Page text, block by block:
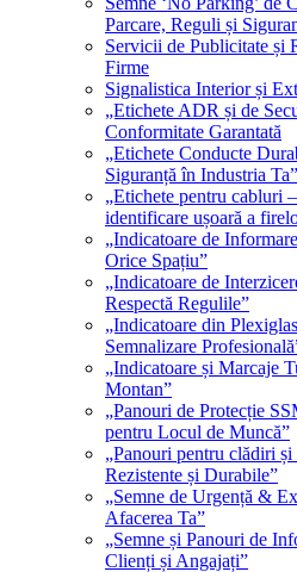
Parcare, Reguli și
Servicii de Publicitate și
Firme
Signalistica Interior și
„Etichete ADR și de
Conformitate Garantată
„Etichete Conducte
Siguranță în Industria Ta”
„Etichete pentru cabluri
identificare ușoară a
„Indicatoare de
Orice Spațiu”
„Indicatoare de
Respectă Regulile”
„Indicatoare din
Semnalizare
„Indicatoare și Marcaje
Montan”
„Panouri de Protecție
pentru Locul de Muncă”
„Panouri pentru clădiri
Rezistente și Durabile”
„Semne de Urgență &
Afacerea Ta”
„Semne și Panouri de
Clienți și Angajați”